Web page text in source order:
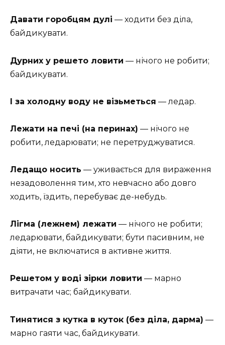
Давати горобцям дулі — ходити без діла,
байдикувати.
Дурних у решето ловити — нічого не робити;
байдикувати.
І за холодну воду не візьметься — ледар.
Лежати на печі (на перинах) — нічого не
робити, ледарювати; не перетруджуватися.
Ледащо носить — уживається для вираження
незадоволення тим, хто невчасно або довго
ходить, їздить, перебуває де-небудь.
Лігма (лежнем) лежати — нічого не робити;
ледарювати, байдикувати; бути пасивним, не
діяти, не включатися в активне життя.
Решетом у воді зірки ловити — марно
витрачати час; байдикувати.
Тинятися з кутка в куток (без діла, дарма) —
марно гаяти час, байдикувати.